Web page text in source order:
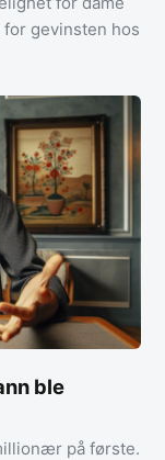
gevinsten hos
ble
på første.